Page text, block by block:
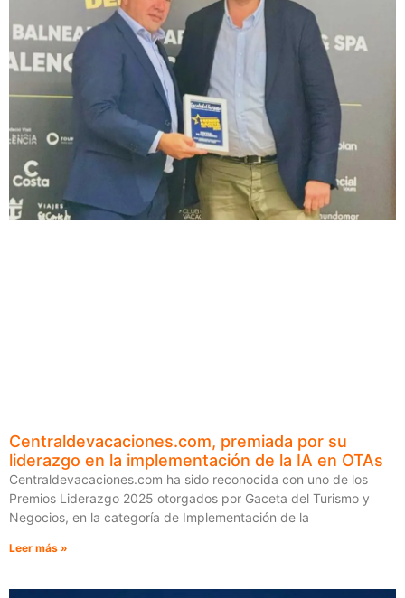
Centraldevacaciones.com, premiada por su
liderazgo en la implementación de la IA en OTAs
Centraldevacaciones.com ha sido reconocida con uno de los
Premios Liderazgo 2025 otorgados por Gaceta del Turismo y
Negocios, en la categoría de Implementación de la
Leer más »